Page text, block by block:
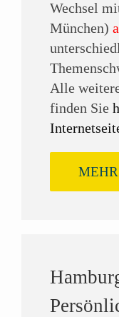
Wechsel
München)
Alle
finden Sie